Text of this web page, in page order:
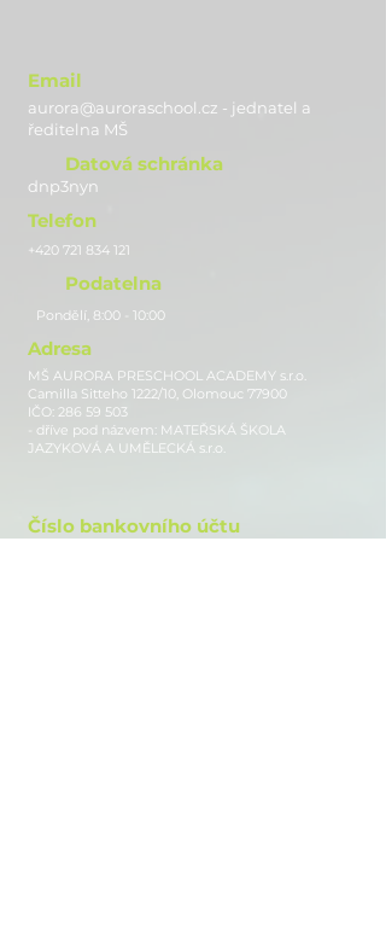
Email
aurora@auroraschool.cz - jednatel a
ředitelna MŠ
Datová schránka
dnp3nyn
Telefon
+420 721 834 121
Podatelna
Pondělí, 8:00 - 10:00
Adresa
MŠ AURORA PRESCHOOL ACADEMY s.r.o.
Camilla Sitteho 1222/10, Olomouc 77900
IČO: 286 59 503
- dříve pod názvem: MATEŘSKÁ ŠKOLA
JAZYKOVÁ A UMĚLECKÁ s.r.o.
Číslo bankovního účtu